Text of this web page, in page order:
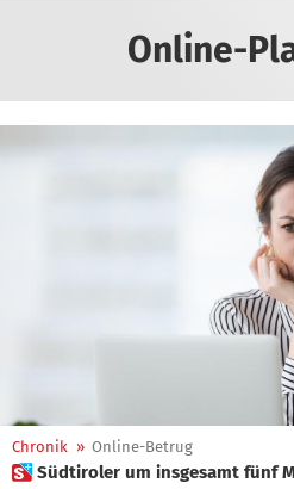
Online-
Chronik » Online-Betrug
 Südtiroler um insgesamt fünf